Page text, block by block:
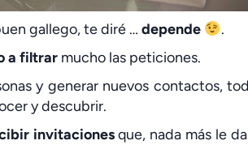
gallego, te diré … depende
.
a filtrar mucho las peticiones.
y generar nuevos contactos,
y descubrir.
invitacionesque, nada más le